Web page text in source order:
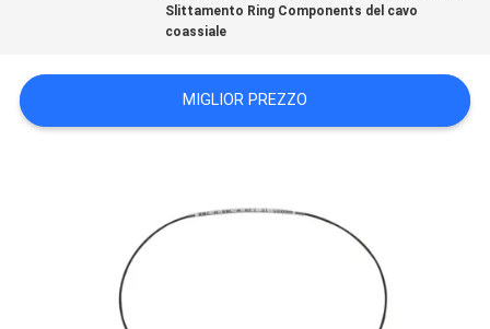
CITAZIONE
Slittamento Ring Components del cavo
coassiale
MIGLIOR PREZZO